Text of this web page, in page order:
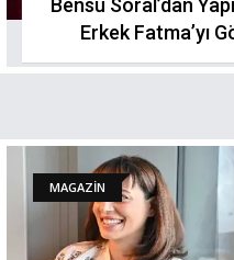
Bensu Soral’dan
Erkek Fatma’yı
MAGAZİN